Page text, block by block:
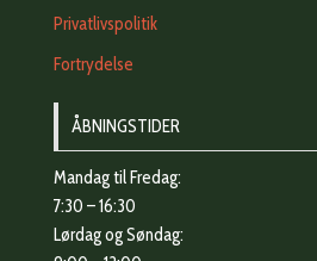
Privatlivspolitik
Fortrydelse
ÅBNINGSTIDER
Mandag til Fredag:
7:30 – 16:30
Lørdag og Søndag: